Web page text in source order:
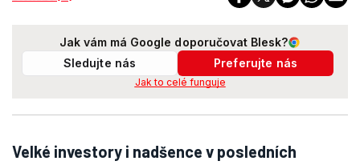
Jak vám má Google doporučovat Blesk?
Sledujte nás
Preferujte nás
Jak to celé funguje
Velké investory i nadšence v posledních